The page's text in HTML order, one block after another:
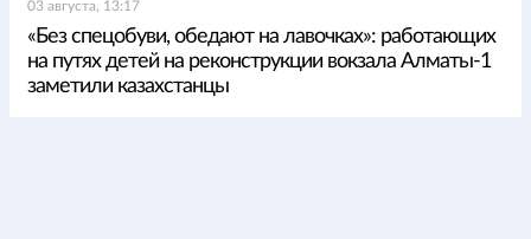
03 августа, 13:17
«Без спецобуви, обедают на лавочках»: работающих
на путях детей на реконструкции вокзала Алматы-1
заметили казахстанцы